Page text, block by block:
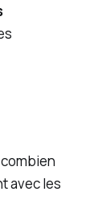
avec les